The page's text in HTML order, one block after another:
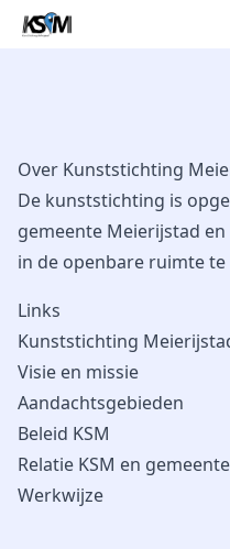
Over Kunststichting
De kunststichting is
gemeente Meierijstad
in de openbare ruimte te
Links
Kunststichting
Visie en missie
Aandachtsgebieden
Beleid KSM
Relatie KSM en
Werkwijze